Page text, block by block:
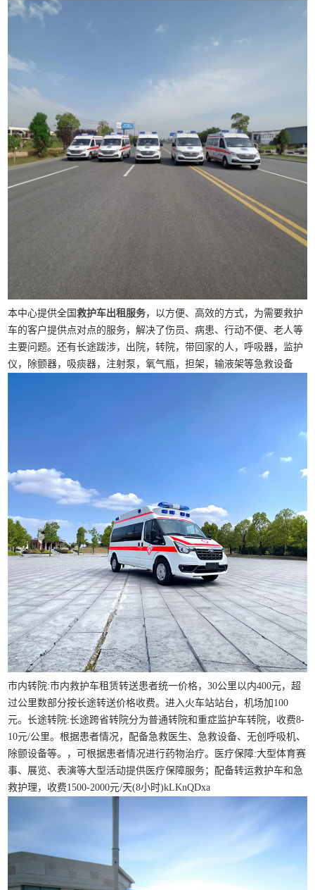
本中心提供全国救护车出租服务，以方便、高效的方式，为需要救护
车的客户提供点对点的服务，解决了伤员、病患、行动不便、老人等
主要问题。还有长途跋涉，出院，转院，带回家的人，呼吸器，监护
仪，除颤器，吸痰器，注射泵，氧气瓶，担架，输液架等急救设备
市内转院:市内救护车租赁转送患者统一价格，30公里以内400元，超
过公里数部分按长途转送价格收费。进入火车站站台，机场加100
元。长途转院:长途跨省转院分为普通转院和重症监护车转院，收费8-
10元/公里。根据患者情况，配备急救医生、急救设备、无创呼吸机、
除颤设备等。，可根据患者情况进行药物治疗。医疗保障:大型体育赛
事、展览、表演等大型活动提供医疗保障服务；配备转运救护车和急
救护理，收费1500-2000元/天(8小时)kLKnQDxa